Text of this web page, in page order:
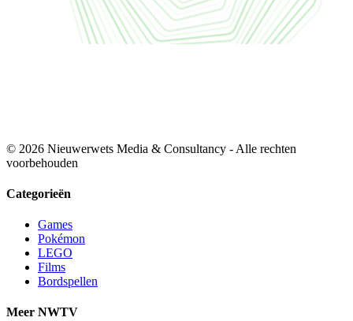
© 2026 Nieuwerwets Media & Consultancy - Alle rechten
voorbehouden
Categorieën
Games
Pokémon
LEGO
Films
Bordspellen
Meer NWTV